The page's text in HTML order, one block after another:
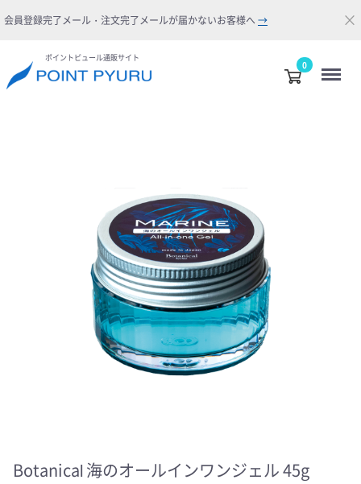
会員登録完了メール・注文完了メールが届かないお客様へ → ×
ポイントピュール通販サイト
0
Botanical 海のオールインワンジェル 45g